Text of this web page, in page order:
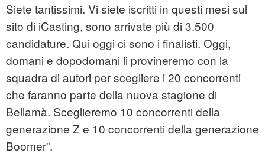
Siete tantissimi. Vi siete iscritti in questi mesi sul
sito di iCasting, sono arrivate più di 3.500
candidature. Qui oggi ci sono i finalisti. Oggi,
domani e dopodomani li provineremo con la
squadra di autori per scegliere i 20 concorrenti
che faranno parte della nuova stagione di
Bellamà. Sceglieremo 10 concorrenti della
generazione Z e 10 concorrenti della generazione
Boomer”.